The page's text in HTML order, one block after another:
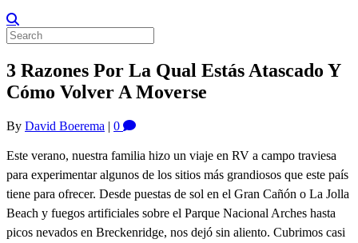
3 Razones Por La Qual Estás Atascado Y
Cómo Volver A Moverse
By David Boerema | 0
Este verano, nuestra familia hizo un viaje en RV a campo traviesa
para experimentar algunos de los sitios más grandiosos que este país
tiene para ofrecer. Desde puestas de sol en el Gran Cañón o La Jolla
Beach y fuegos artificiales sobre el Parque Nacional Arches hasta
picos nevados en Breckenridge, nos dejó sin aliento. Cubrimos casi